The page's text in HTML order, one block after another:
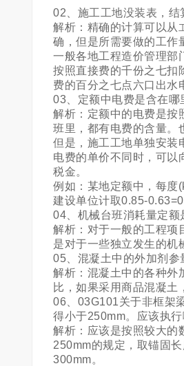
02、施工工地没装表，结
解析：精确的计算可以从
确，但是所需要做的工作
一般各地工程造价管理部
按照直接费的千份之七扣
费的百分之七点六口出水
03、定额中电费是含在哪
解析：定额中的电费是按
班里，都有电费的含量。
但是，施工工地单独安装
电费的单价不同时，可以
税金。
例如：某地定额中，每度
建设单位计取0.85-
04、机械台班消耗量定额
解析：对于一般的工程项
是对于一些独立发生的机
05、混凝土中的外加剂参
解析：混凝土中的各种外
比，如果采用商品混凝土
06、03G101关于非框架
得小于250mm。应该执行
解析：应该是按照较大的
250mm的规定，取锚固
300mm。